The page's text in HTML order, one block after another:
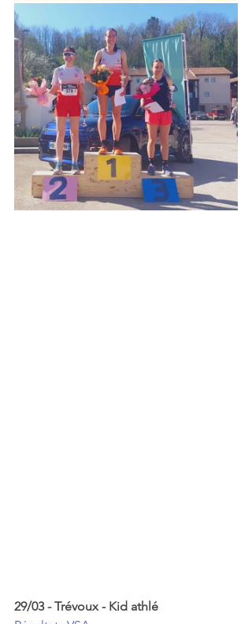
29/03 - Trévoux - Kid athlé